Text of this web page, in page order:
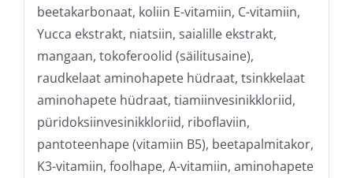
beetakarbonaat, koliin E-vitamiin, C-vitamiin,
Yucca ekstrakt, niatsiin, saialille ekstrakt,
mangaan, tokoferoolid (säilitusaine),
raudkelaat aminohapete hüdraat, tsinkkelaat
aminohapete hüdraat, tiamiinvesinikkloriid,
püridoksiinvesinikkloriid, riboflaviin,
pantoteenhape (vitamiin B5), beetapalmitakor,
K3-vitamiin, foolhape, A-vitamiin, aminohapete